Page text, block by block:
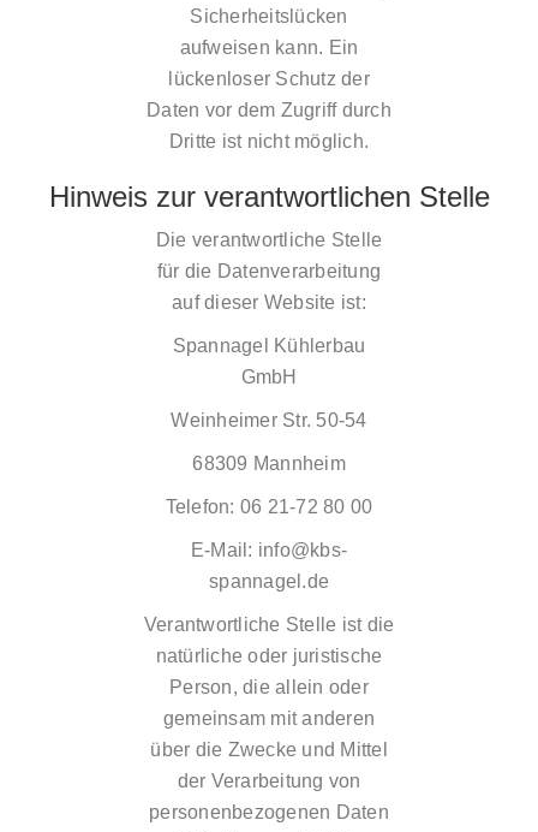
Sicherheitslücken
aufweisen kann. Ein
lückenloser Schutz der
Daten vor dem Zugriff durch
Dritte ist nicht möglich.
Hinweis zur verantwortlichen Stelle
Die verantwortliche Stelle
für die Datenverarbeitung
auf dieser Website ist:
Spannagel Kühlerbau
GmbH
Weinheimer Str. 50-54
68309 Mannheim
Telefon: 06 21-72 80 00
E-Mail: info@kbs-
spannagel.de
Verantwortliche Stelle ist die
natürliche oder juristische
Person, die allein oder
gemeinsam mit anderen
über die Zwecke und Mittel
der Verarbeitung von
personenbezogenen Daten